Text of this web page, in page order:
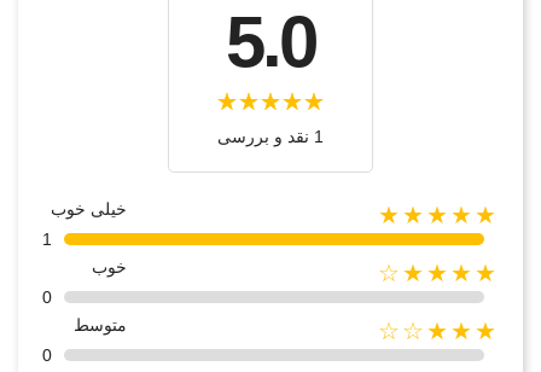
5.0
1 نقد و بررسی
★★★★★
خیلی خوب
1
★★★★☆
خوب
0
★★★☆☆
متوسط
0